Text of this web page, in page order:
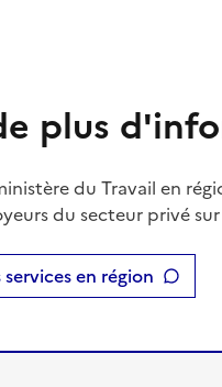
plus
du Travail en
du secteur privé
en région